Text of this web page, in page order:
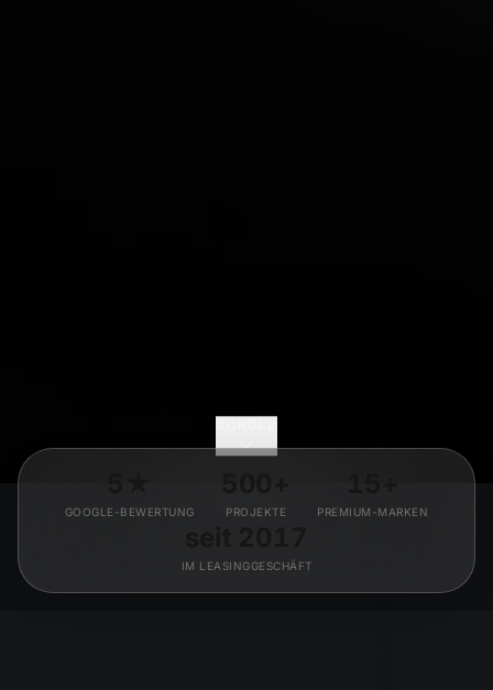
GOOGLE-BEWERTUNG PROJEKTE PREMIUM-MARKEN
IM LEASINGGESCHÄFT